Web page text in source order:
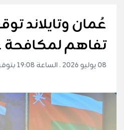
عُمان وتايلاند
تفاهم لمكافحة
08 يوليو 2026 . الساعة 19:08 بتوقيت مسقط